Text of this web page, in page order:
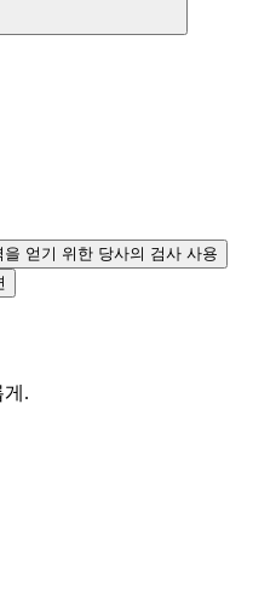
얻기 위한 당사의 검사 사용
게.